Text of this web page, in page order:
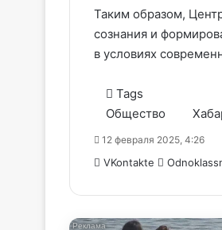
Таким образом,
сознания и
в условиях
Tags
Общество
12 февраля 2025, 4:26
VKontakte